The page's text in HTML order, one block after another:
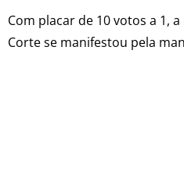
Com placar de 10 votos a 1,
Corte se manifestou pela